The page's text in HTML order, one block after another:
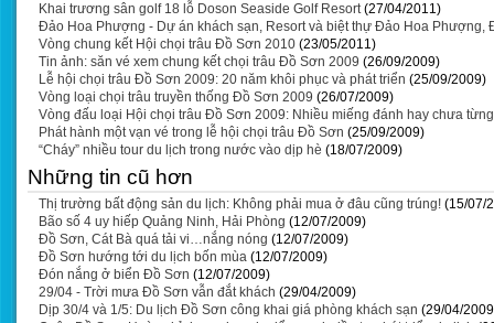
Khai trương sân golf 18 lỗ Doson Seaside Golf Resort (27/04/2011)
Đảo Hoa Phượng - Dự án khách sạn, Resort và biệt thự Đảo Hoa Phượng,
Vòng chung kết Hội chọi trâu Đồ Sơn 2010 (23/05/2011)
Tin ảnh: săn vé xem chung kết chọi trâu Đồ Sơn 2009 (26/09/2009)
Lễ hội chọi trâu Đồ Sơn 2009: 20 năm khôi phục và phát triển (25/09/2009)
Vòng loại chọi trâu truyền thống Đồ Sơn 2009 (26/07/2009)
Vòng đấu loại Hội chọi trâu Đồ Sơn 2009: Nhiều miếng đánh hay chưa
Phát hành một vạn vé trong lễ hội chọi trâu Đồ Sơn (25/09/2009)
“Cháy” nhiều tour du lịch trong nước vào dịp hè (18/07/2009)
Những tin cũ hơn
Thị trường bất động sản du lịch: Không phải mua ở đâu cũng trúng! (15/07/
Bão số 4 uy hiếp Quảng Ninh, Hải Phòng (12/07/2009)
Đồ Sơn, Cát Bà quá tải vi…nắng nóng (12/07/2009)
Đồ Sơn hướng tới du lịch bốn mùa (12/07/2009)
Đón nắng ở biển Đồ Sơn (12/07/2009)
29/04 - Trời mưa Đồ Sơn vẫn đắt khách (29/04/2009)
Dịp 30/4 và 1/5: Du lịch Đồ Sơn công khai giá phòng khách sạn (29/04/